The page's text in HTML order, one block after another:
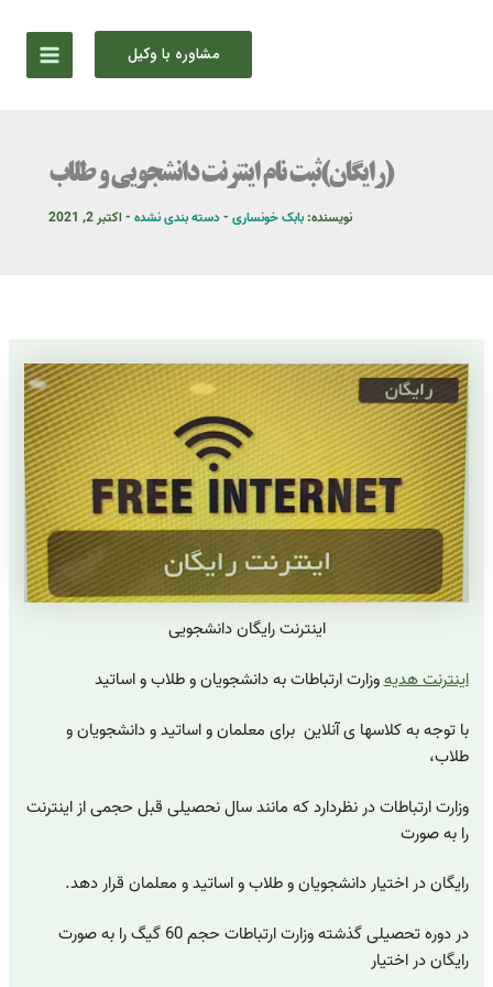
مشاوره با وکیل
(رایگان)ثبت نام اینترنت دانشجویی و طلاب
نویسنده: بابک خونساری -دسته بندی نشده - اکتبر 2, 2021
اینترنت رایگان دانشجویی
اینترنت هدیهوزارت ارتباطات به دانشجویان و طلاب و اساتید
با توجه به کلاسها ی آنلاین برای معلمان و اساتید و دانشجویان و
طلاب،
وزارت ارتباطات در نظردارد که مانند سال نحصیلی قبل حجمی از اینترنت
را به صورت
رایگان در اختیار دانشجویان و طلاب و اساتید و معلمان قرار دهد.
در دوره تحصیلی گذشته وزارت ارتباطات حجم 60 گیگ را به صورت
رایگان در اختیار